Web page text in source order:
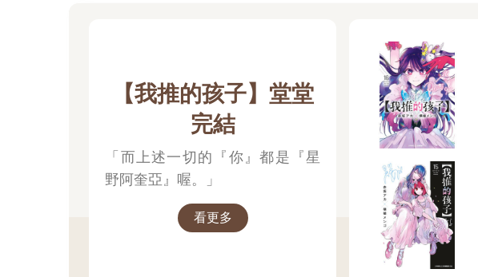
【我推的孩子】堂堂
完結
「而上述一切的『你』都是『星
野阿奎亞』喔。」
看更多